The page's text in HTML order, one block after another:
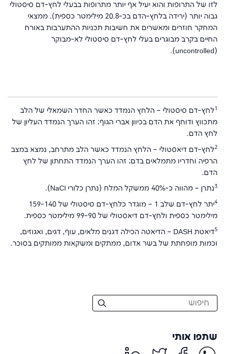
לזו של התרופות והוא יעיל אף יותר מתרופות בבעלי לחץ-דם סיסטולי
גבוה יותר (ירידה בלחץ-הדם בכ-20.8 מילימטר כספית). ממצאי
המחקר חוזרים ומאשרים את חשיבות תכניות ההתערבות באורח
החיים בקרב מבוגרים בעלי לחץ-דם סיסטולי לא-מבוקר
(
uncontrolled
).
1לחץ-דם סיסטולי – הלחץ הנמדד כאשר החדר השמאלי של הלב
מתכווץ ודוחף את הדם בכיוון אברי הגוף; זהו הערך הנמדד העליון של
לחץ הדם.
2לחץ-דם דיאסטולי – הלחץ הנמדד כאשר הלב מתרחב, נמצא במצב
הרפיה וחדריו מתמלאים בדם; זהו הערך הנמדד התחתון של לחץ
הדם.
3נתרן – מהווה כ-40% ממשקל המלח (נתרן כלורי NaCl).
4
יתר לחץ-דם שלב 1 – מוגדר כלחץ-דם סיסטולי של 159-140
מילימטר כספית ולחץ-דם דיאסטולי של 99-90 מילימטר כספית.
5
דיאטת DASH – הדיאטה הכילה דגנים מלאים, עוף, דגים, ואגוזים,
וכמות מופחתת של בשר אדום, ממתקים ומשקאות ממותקים בסוכר.
שתפו אותי